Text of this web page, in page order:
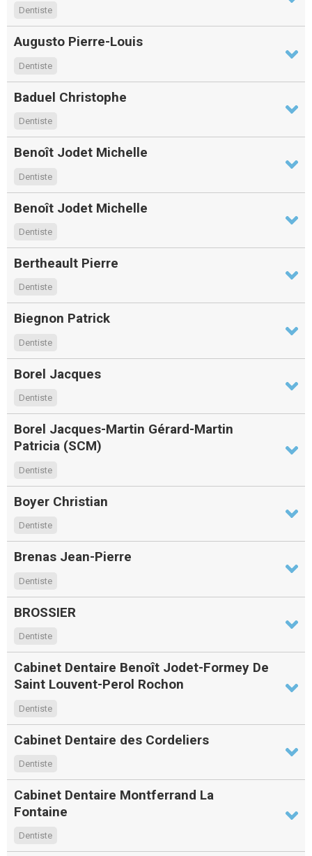
Dentiste
Augusto Pierre-Louis
Dentiste
Baduel Christophe
Dentiste
Benoît Jodet Michelle
Dentiste
Benoît Jodet Michelle
Dentiste
Bertheault Pierre
Dentiste
Biegnon Patrick
Dentiste
Borel Jacques
Dentiste
Borel Jacques-Martin Gérard-Martin
Patricia (SCM)
Dentiste
Boyer Christian
Dentiste
Brenas Jean-Pierre
Dentiste
BROSSIER
Dentiste
Cabinet Dentaire Benoît Jodet-Formey De
Saint Louvent-Perol Rochon
Dentiste
Cabinet Dentaire des Cordeliers
Dentiste
Cabinet Dentaire Montferrand La
Fontaine
Dentiste